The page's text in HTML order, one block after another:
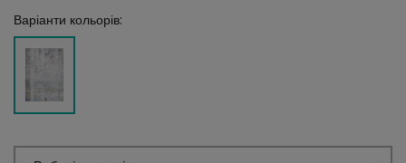
Варіанти кольорів: